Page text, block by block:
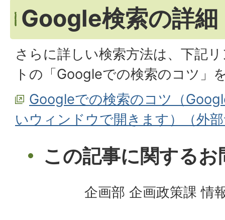
Google検索の詳細
さらに詳しい検索方法は、下記
トの「Googleでの検索のコツ」
Googleでの検索のコツ（
いウィンドウで開きます）（外
この記事に関する
企画部 企画政策課 情